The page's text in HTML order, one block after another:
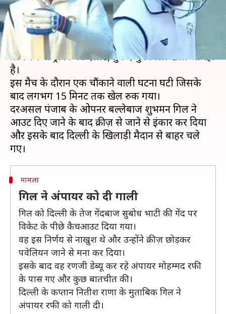
क्या है खबर?
पंजाब के आइएस बिंद्रा स्टेडियम में पंजाब और दिल्ली के
बीच रणजी ट्रॉफी का एलीट, ग्रुप ए मुकाबला खेला जा रहा
है।
इस मैच के दौरान एक चौंकाने वाली घटना घटी जिसके
बाद लगभग 15 मिनट तक खेल रुक गया।
दरअसल पंजाब के ओपनर बल्लेबाज शुभमन गिल ने
आउट दिए जाने के बाद क्रीज़ से जाने से इंकार कर दिया
और इसके बाद दिल्ली के खिलाड़ी मैदान से बाहर चले
मामला
गिल ने अंपायर को दी गाली
गिल को दिल्ली के तेज गेंदबाज सुबोध भाटी की गेंद पर
विकेट के पीछे कैचआउट दिया गया।
वह इस निर्णय से नाखुश थे और उन्होंने क्रीज़ छोड़कर
पवेलियन जाने से मना कर दिया।
इसके बाद वह रणजी डेब्यू कर रहे अंपायर मोहम्मद रफी
के पास गए और कुछ बातचीत की।
दिल्ली के कप्तान नितीश राणा के मुताबिक गिल ने
अंपायर रफी को गाली दी।